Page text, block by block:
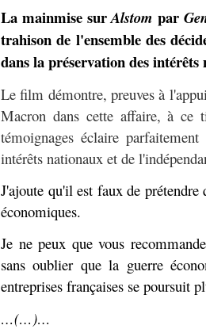
La mainmise surAlstom par
trahison de l'ensemble des
dans la préservation des intérêts
Le film démontre, preuves à
Macron dans cette affaire, à ce
témoignages éclaire
intérêts nationaux et de
J'ajoute qu'il est faux de
économiques.
Je ne peux que vous
sans oublier que la guerre
entreprises françaises se poursuit
…(…)…